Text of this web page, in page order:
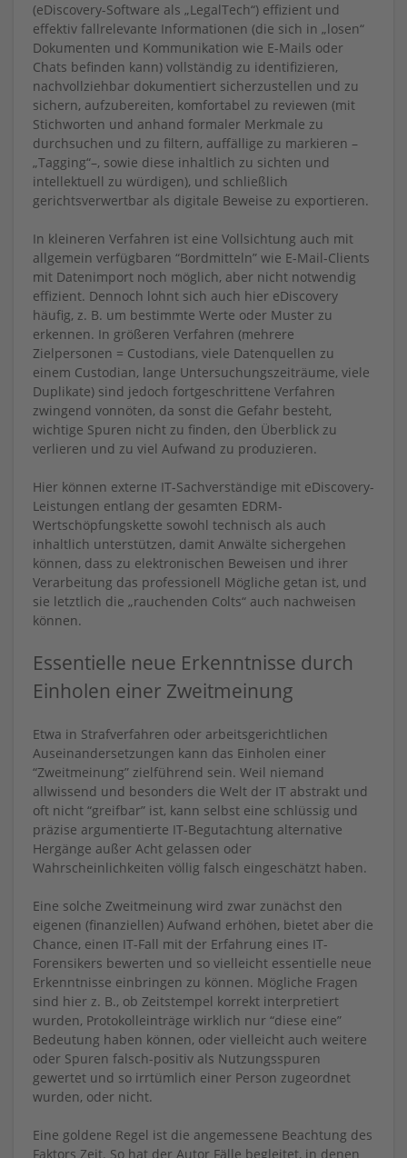
(eDiscovery-Software als „LegalTech“) effizient und
effektiv fallrelevante Informationen (die sich in „losen“
Dokumenten und Kommunikation wie E-Mails oder
Chats befinden kann) vollständig zu identifizieren,
nachvollziehbar dokumentiert sicherzustellen und zu
sichern, aufzubereiten, komfortabel zu reviewen (mit
Stichworten und anhand formaler Merkmale zu
durchsuchen und zu filtern, auffällige zu markieren –
„Tagging“–, sowie diese inhaltlich zu sichten und
intellektuell zu würdigen), und schließlich
gerichtsverwertbar als digitale Beweise zu exportieren.
In kleineren Verfahren ist eine Vollsichtung auch mit
allgemein verfügbaren “Bordmitteln” wie E-Mail-Clients
mit Datenimport noch möglich, aber nicht notwendig
effizient. Dennoch lohnt sich auch hier eDiscovery
häufig, z. B. um bestimmte Werte oder Muster zu
erkennen. In größeren Verfahren (mehrere
Zielpersonen = Custodians, viele Datenquellen zu
einem Custodian, lange Untersuchungszeiträume, viele
Duplikate) sind jedoch fortgeschrittene Verfahren
zwingend vonnöten, da sonst die Gefahr besteht,
wichtige Spuren nicht zu finden, den Überblick zu
verlieren und zu viel Aufwand zu produzieren.
Hier können externe IT-Sachverständige mit eDiscovery-
Leistungen entlang der gesamten EDRM-
Wertschöpfungskette sowohl technisch als auch
inhaltlich unterstützen, damit Anwälte sichergehen
können, dass zu elektronischen Beweisen und ihrer
Verarbeitung das professionell Mögliche getan ist, und
sie letztlich die „rauchenden Colts“ auch nachweisen
können.
Essentielle neue Erkenntnisse durch
Einholen einer Zweitmeinung
Etwa in Strafverfahren oder arbeitsgerichtlichen
Auseinandersetzungen kann das Einholen einer
“Zweitmeinung” zielführend sein. Weil niemand
allwissend und besonders die Welt der IT abstrakt und
oft nicht “greifbar” ist, kann selbst eine schlüssig und
präzise argumentierte IT-Begutachtung alternative
Hergänge außer Acht gelassen oder
Wahrscheinlichkeiten völlig falsch eingeschätzt haben.
Eine solche Zweitmeinung wird zwar zunächst den
eigenen (finanziellen) Aufwand erhöhen, bietet aber die
Chance, einen IT-Fall mit der Erfahrung eines IT-
Forensikers bewerten und so vielleicht essentielle neue
Erkenntnisse einbringen zu können. Mögliche Fragen
sind hier z. B., ob Zeitstempel korrekt interpretiert
wurden, Protokolleinträge wirklich nur “diese eine”
Bedeutung haben können, oder vielleicht auch weitere
oder Spuren falsch-positiv als Nutzungsspuren
gewertet und so irrtümlich einer Person zugeordnet
wurden, oder nicht.
Eine goldene Regel ist die angemessene Beachtung des
Faktors Zeit. So hat der Autor Fälle begleitet, in denen